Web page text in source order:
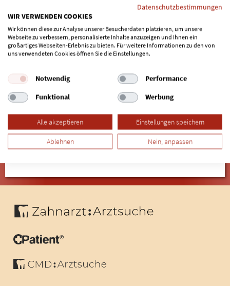
ZAHNIMPLANTATE - PERIIMPLANTITIS
Patienten mit Zahnimplantaten möchten ihre Implantate
natürlich lange erhalten. Mangelt es jedoch an der Pflege
des Implantats, gelingt das nicht, und es kommt zu einer
Periimplantitis, also einer Entzündung des Gewebes rund
Experten-Sprechstunde "Zahnimplantate -
Periimplantitis" beantwortet Dr. Sven Glindemann,
sowie Therapie von Periimplantitis.
Lesen Sie den kompletten Beitrag
Datenschutzbestimmungen
WIR VERWENDEN COOKIES
Wir können diese zur Analyse unserer Besucherdaten platzieren, um unsere
Webseite zu verbessern, personalisierte Inhalte anzuzeigen und Ihnen ein
großartiges Webseiten-Erlebnis zu bieten. Für weitere Informationen zu den von
uns verwendeten Cookies öffnen Sie die Einstellungen.
Notwendig
Performance
Funktional
Werbung
Alle akzeptieren Einstellungen speichern
Ablehnen Nein, anpassen